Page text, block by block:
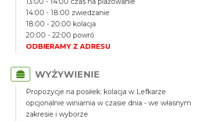
14:00 - 18:00 zwiedzanie
18:00 - 20:00 kolacja
20:00 - 22:00 powró
ODBIERAMY Z ADRESU
WYŻYWIENIE
Propozycje na posiłek: kolacja w Lefkarze
opcjonalnie winiarnia w czasie dnia - we własnym
zakresie i wyborze